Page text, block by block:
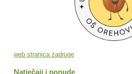
web stranica zadruge
Natječaji i ponude